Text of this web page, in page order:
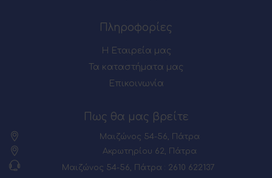
Πληροφορίες
Η Εταιρεία μας
Τα καταστήματα μας
Επικοινωνία
Πως θα μας βρείτε
Μαιζώνος 54-56, Πάτρα
Ακρωτηρίου 62, Πάτρα
Μαιζώνος 54-56, Πάτρα : 2610 622137